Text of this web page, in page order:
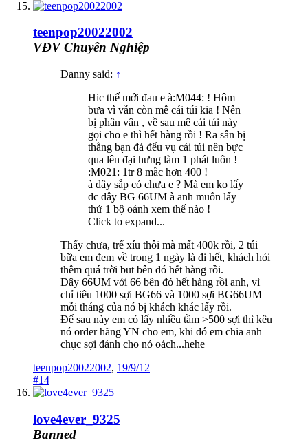
teenpop20022002
VĐV Chuyên Nghiệp
Danny said: ↑
Hic thế mới đau e à:M044: ! Hôm
bưa vì vẫn còn mê cái túi kia ! Nên
bị phân vân , về sau mê cái túi này
gọi cho e thì hết hàng rồi ! Ra sân bị
thằng bạn đá đểu vụ cái túi nên bực
qua lên đại hưng làm 1 phát luôn !
:M021: 1tr 8 mắc hơn 400 !
à dây sắp có chưa e ? Mà em ko lấy
dc dây BG 66UM à anh muốn lấy
thử 1 bộ oánh xem thế nào !
Click to expand...
Thấy chưa, trể xíu thôi mà mất 400k rồi, 2 túi
bữa em đem về trong 1 ngày là đi hết, khách hỏi
thêm quá trời but bên đó hết hàng rồi.
Dây 66UM với 66 bên đó hết hàng rồi anh, vì
chỉ tiêu 1000 sợi BG66 và 1000 sợi BG66UM
mỗi tháng của nó bị khách khác lấy rồi.
Để sau này em có lấy nhiều tầm >500 sợi thì kêu
nó order hãng YN cho em, khi đó em chia anh
chục sợi đánh cho nó oách...hehe
teenpop20022002, 19/9/12
#14
love4ever_9325
Banned